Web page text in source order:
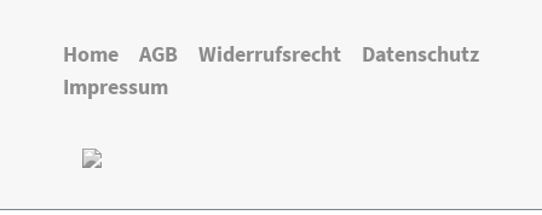
Home AGB Widerrufsrecht
Datenschutz
Impressum